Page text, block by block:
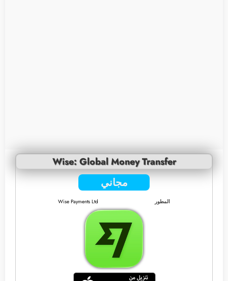
Wise: Global Money Transfer
مجاني
المطور Wise Payments Ltd